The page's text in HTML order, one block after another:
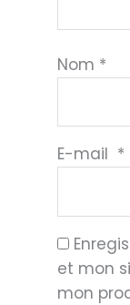
Nom *
E-mail *
et mon
mon